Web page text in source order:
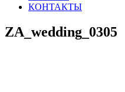
КОНТАКТЫ
ZA_wedding_0305